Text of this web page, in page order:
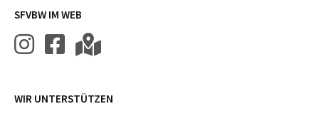
SFVBW IM WEB
WIR UNTERSTÜTZEN